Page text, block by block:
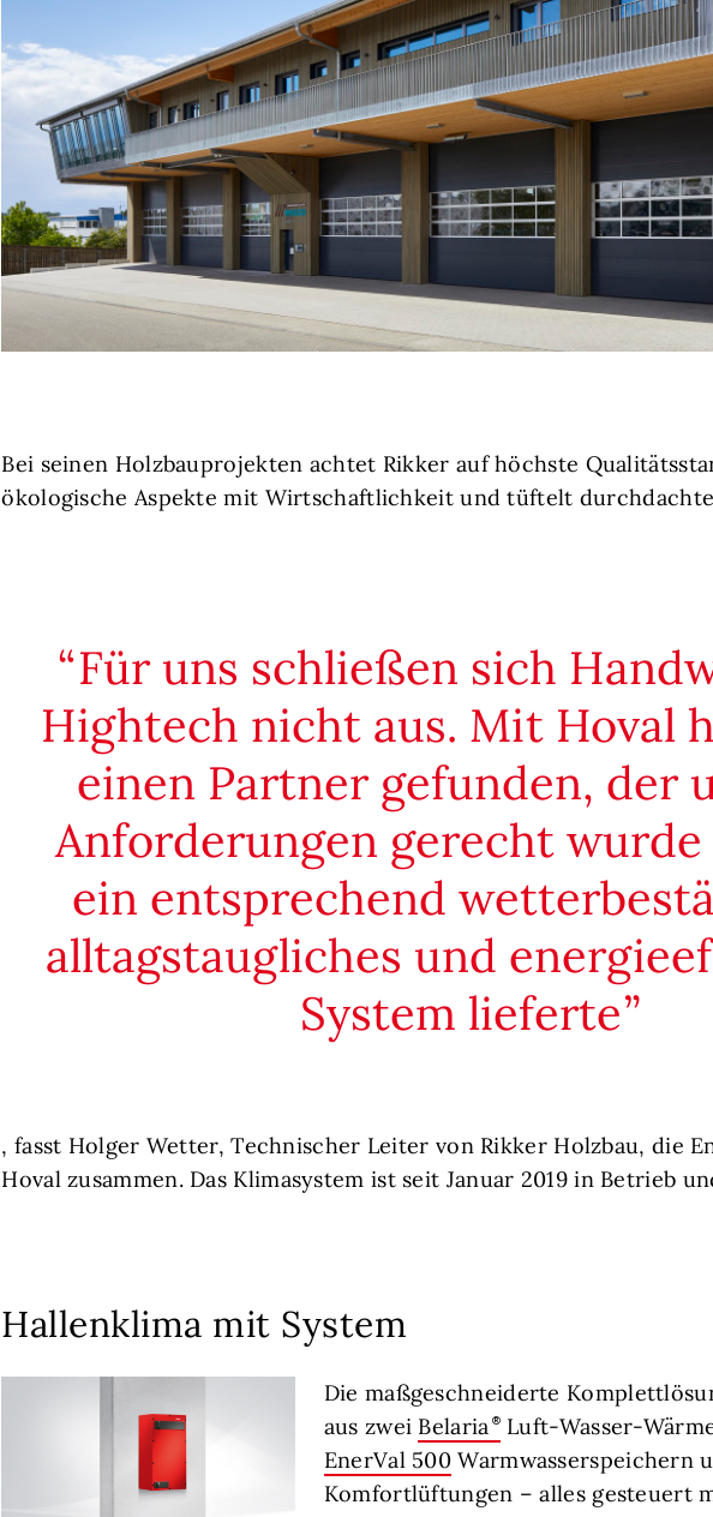
Bei seinen Holzbauprojekten achtet Rikker auf höchste
ökologische Aspekte mit Wirtschaftlichkeit und tüftelt durchdachte
Für uns schließen sich
Hightech nicht aus. Mit Hoval
einen Partner gefunden, der
Anforderungen gerecht wurde
ein entsprechend
alltagstaugliches und
System lieferte
, fasst Holger Wetter, Technischer Leiter von Rikker Holzbau, die
Hoval zusammen. Das Klimasystem ist seit Januar 2019 in Betrieb
Hallenklima mit System
Die maßgeschneiderte
aus zwei Belaria Luft-Wasser-
EnerVal 500 Warmwasserspeichern
Komfortlüftungen – alles gesteuert